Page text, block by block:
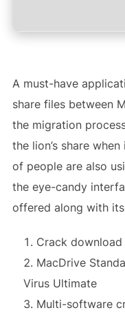
A must-have
share files between
the migration
the lion’s share
of people are also
the eye-candy
offered along with
Crack
MacDrive
Virus Ultimate
Multi-software